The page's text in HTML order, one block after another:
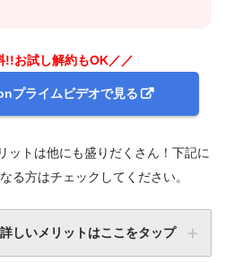
!!お試し解約もOK／／
プライムビデオで見る
ットは他にも盛りだくさん！下記に
る方はチェックしてください。
しいメリットはここをタップ